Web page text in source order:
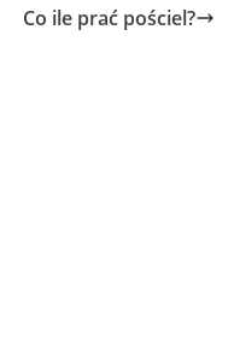
Co ile prać pościel?